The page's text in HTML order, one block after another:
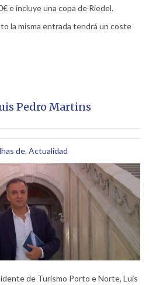
e incluye una copa de Riedel.
la misma entrada tendrá un coste
Pedro Martins
de, Actualidad
de Turismo Porto e Norte, Luis